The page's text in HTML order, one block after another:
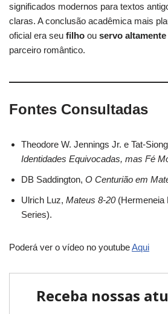
significados modernos para textos
claras. A conclusão acadêmica mais
oficial era seu filho ou servo
parceiro romântico.
Fontes Consultadas
Theodore W. Jennings Jr. e Tat-
Identidades Equivocadas, mas Fé
DB Saddington, O Centurião em
Ulrich Luz, Mateus 8-20 (Hermeneia
Series).
Poderá ver o vídeo no youtubeAqui